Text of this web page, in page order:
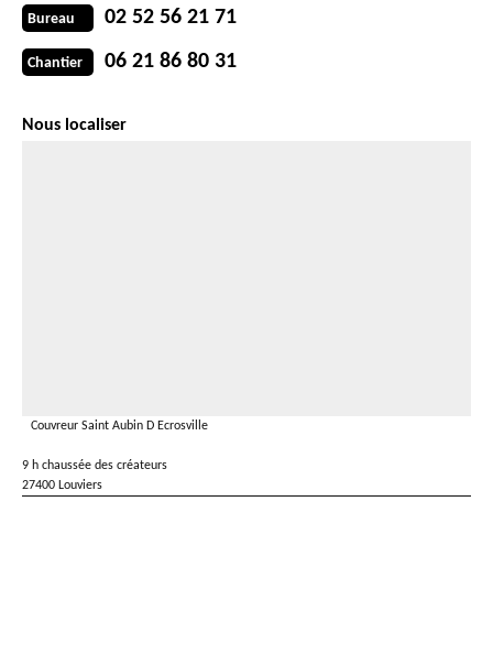
Bureau 02 52 56 21 71
Chantier 06 21 86 80 31
Nous localiser
Couvreur Saint Aubin D Ecrosville
9 h chaussée des créateurs
27400 Louviers